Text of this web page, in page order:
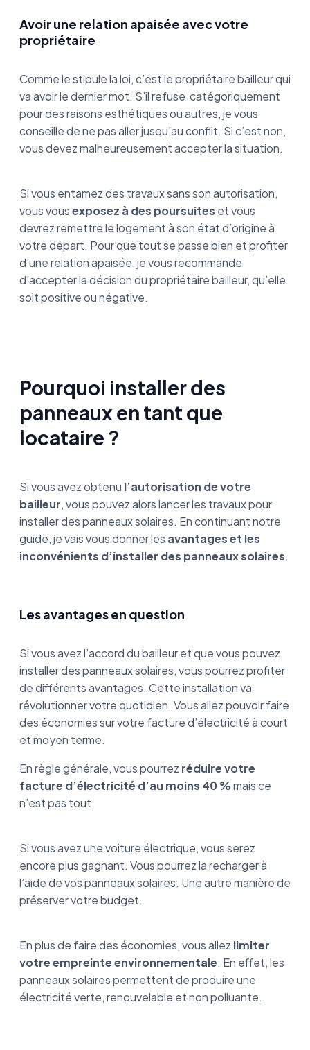
Avoir une relation apaisée avec votre
propriétaire
Comme le stipule la loi, c’est le propriétaire bailleur qui
va avoir le dernier mot. S’il refuse catégoriquement
pour des raisons esthétiques ou autres, je vous
conseille de ne pas aller jusqu’au conflit. Si c’est non,
vous devez malheureusement accepter la situation.
Si vous entamez des travaux sans son autorisation,
vous vousexposez à des poursuites et vous
devrez remettre le logement à son état d’origine à
votre départ. Pour que tout se passe bien et profiter
d’une relation apaisée, je vous recommande
d’accepter la décision du propriétaire bailleur, qu’elle
soit positive ou négative.
Pourquoi installer des
panneaux en tant que
locataire ?
Si vous avez obtenu l’autorisation de votre
bailleur, vous pouvez alors lancer les travaux pour
installer des panneaux solaires. En continuant notre
guide, je vais vous donner les avantages et les
inconvénients d’installer des panneaux solaires.
Les avantages en question
Si vous avez l’accord du bailleur et que vous pouvez
installer des panneaux solaires, vous pourrez profiter
de différents avantages. Cette installation va
révolutionner votre quotidien. Vous allez pouvoir faire
des économies sur votre facture d’électricité à court
et moyen terme.
En règle générale, vous pourrez réduire votre
facture d’électricité d’au moins 40 %mais ce
n’est pas tout.
Si vous avez une voiture électrique, vous serez
encore plus gagnant. Vous pourrez la recharger à
l’aide de vos panneaux solaires. Une autre manière de
préserver votre budget.
En plus de faire des économies, vous allez limiter
votre empreinte environnementale. En effet, les
panneaux solaires permettent de produire une
électricité verte, renouvelable et non polluante.